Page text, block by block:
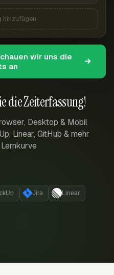
die Zeiterfassung!
Desktop & Mobil
Linear, GitHub & mehr
Jira Linear
hinzufügen
wir uns die
an